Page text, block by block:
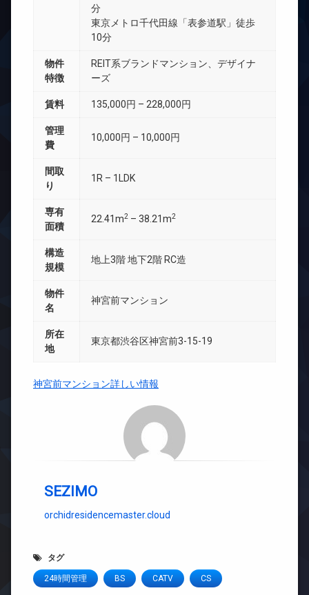
分
東京メトロ千代田線「表参道駅」徒歩
10分
物件
特徴
REIT系ブランドマンション、デザイナ
ーズ
賃料 135,000円 – 228,000円
管理
費
10,000円 – 10,000円
間取
り
1R – 1LDK
専有
面積
22.41m2 – 38.21m2
構造
規模
地上3階 地下2階 RC造
物件
名
神宮前マンション
所在
地
東京都渋谷区神宮前3-15-19
神宮前マンション詳しい情報
SEZIMO
orchidresidencemaster.cloud
タグ
24時間管理 BS CATV CS